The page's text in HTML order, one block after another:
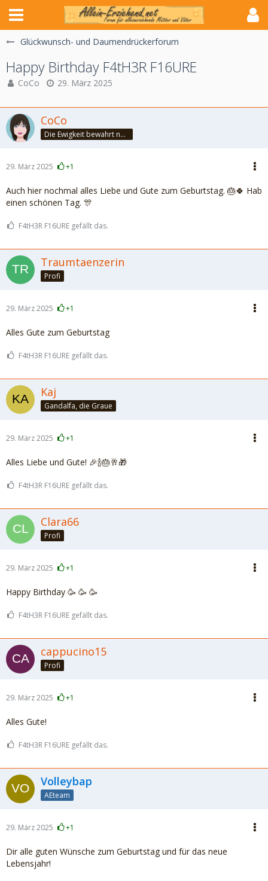
Glückwunsch- und Daumendrückerforum
Happy Birthday F4tH3R F16URE
CoCo 29. März 2025
CoCo
Die Ewigkeit bewahrt nur die Liebe, weil sie von gleicher Natur ist. ~Khalil Gibran~
29. März 2025 +1
Auch hier nochmal alles Liebe und Gute zum Geburtstag. 🎂🍀 Hab
einen schönen Tag. 🎊
F4tH3R F16URE gefällt das.
Traumtaenzerin
Profi
29. März 2025 +1
Alles Gute zum Geburtstag
F4tH3R F16URE gefällt das.
Kaj
Gandalfa, die Graue
29. März 2025 +1
Alles Liebe und Gute! 🎉🍾🎂🥂🎁
F4tH3R F16URE gefällt das.
Clara66
Profi
29. März 2025 +1
Happy Birthday 🥳 🥳 🥳
F4tH3R F16URE gefällt das.
cappucino15
Profi
29. März 2025 +1
Alles Gute!
F4tH3R F16URE gefällt das.
Volleybap
AEteam
29. März 2025 +1
Dir alle guten Wünsche zum Geburtstag und für das neue
Lebensjahr!